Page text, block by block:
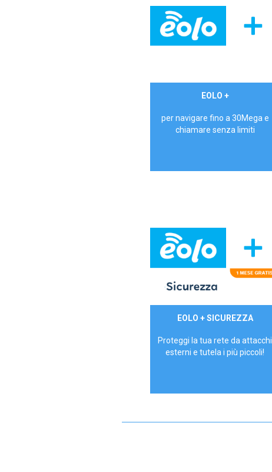
€ 24,90/meseEOLO +
per navigare fino a 30Mega e
chiamare senza limiti
29,90€/mese
EOLO + SICUREZZA
Proteggi la tua rete da attacchi
esterni e tutela i più piccoli!